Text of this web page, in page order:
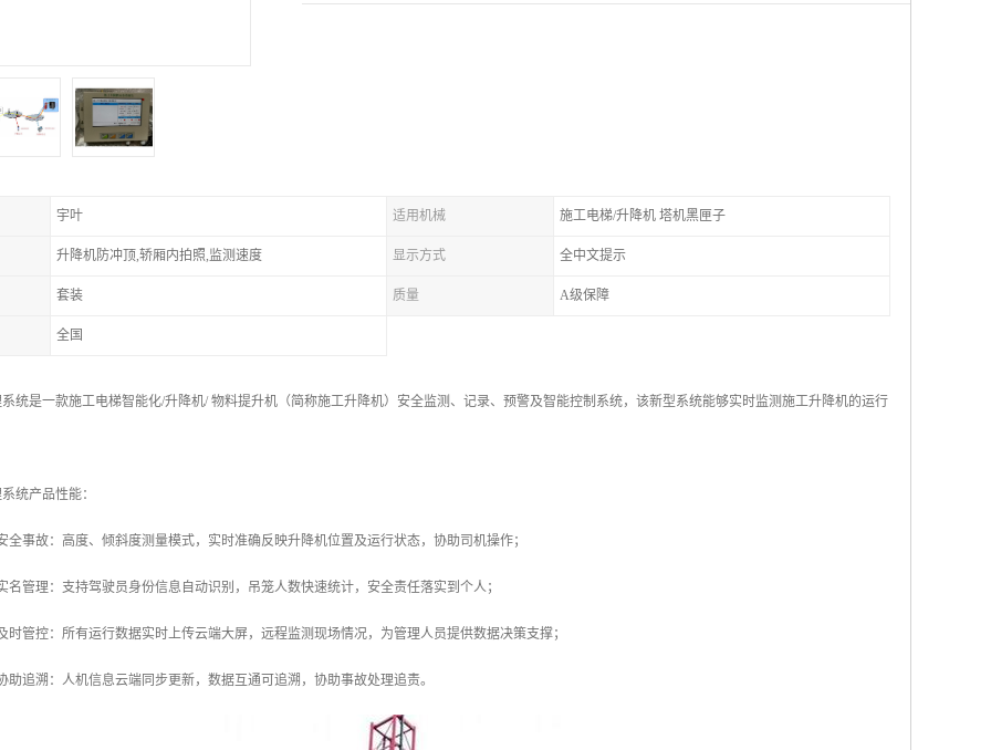
宇叶 适用机械 施工电梯/升降机 塔机黑匣子
升降机防冲顶,轿厢内拍照,监测速度 显示方式 全中文提示
套装 质量 A级保障
全国
统是一款施工电梯智能化/升降机/ 物料提升机（简称施工升降机）安全监测、记录、预警及智能控制系统，该新型系统能够实时监测施工升降机的运行
统产品性能：
全事故：高度、倾斜度测量模式，实时准确反映升降机位置及运行状态，协助司机操作；
名管理：支持驾驶员身份信息自动识别，吊笼人数快速统计，安全责任落实到个人；
时管控：所有运行数据实时上传云端大屏，远程监测现场情况，为管理人员提供数据决策支撑；
助追溯：人机信息云端同步更新，数据互通可追溯，协助事故处理追责。